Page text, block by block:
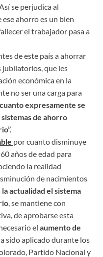
se perjudica al
ahorro es un bien
el trabajador pasa a
de este país a ahorrar
jubilatorios, que les
económica en la
no ser una carga para
expresamente se
de ahorro
por cuanto disminuye
años de edad para
la realidad
de nacimientos
la actualidad el sistema
, se mantiene con
de aprobarse esta
el aumento de
sido aplicado durante los
Partido Nacional y